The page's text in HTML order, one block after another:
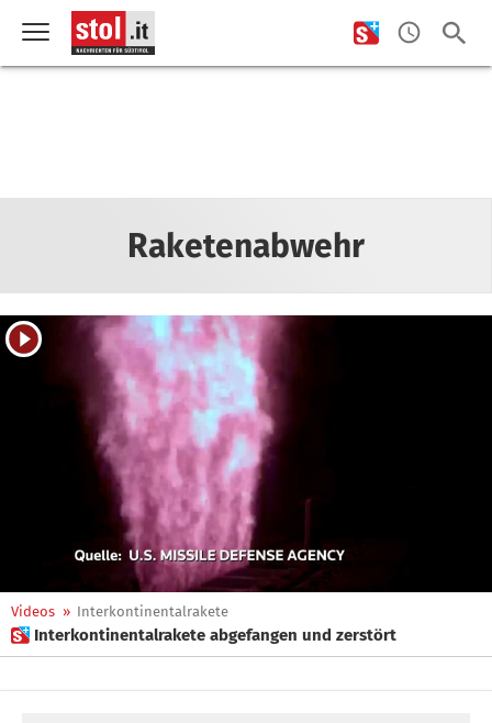
Raketenabwehr
Videos » Interkontinentalrakete
 Interkontinentalrakete abgefangen und zerstört